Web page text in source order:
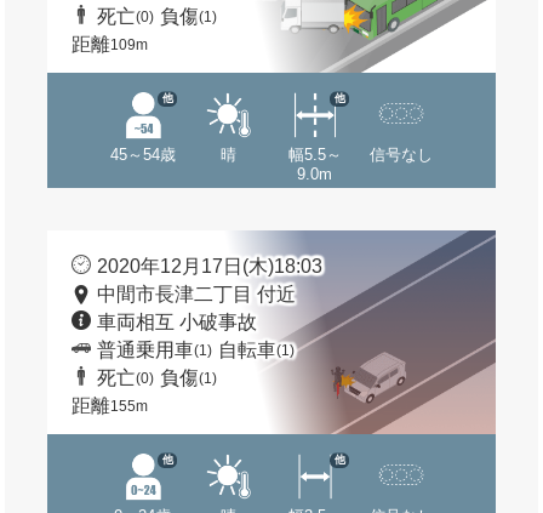
死亡(0) 負傷(1)
距離109m
45～54歳
他
晴
幅5.5～
9.0m
他
信号なし
2020年12月17日(木)18:03
中間市長津二丁目 付近
車両相互 小破事故
普通乗用車(1) 自転車(1)
死亡(0) 負傷(1)
距離155m
他 他